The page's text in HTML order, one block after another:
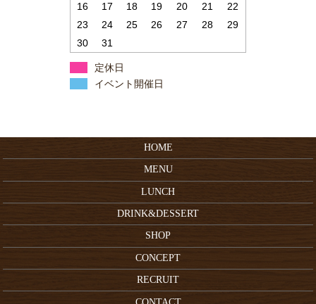
16
17 18 19 20 21
22
23
24 25 26 27 28
29
30
31
定休日
イベント開催日
HOME
MENU
LUNCH
DRINK&DESSERT
SHOP
CONCEPT
RECRUIT